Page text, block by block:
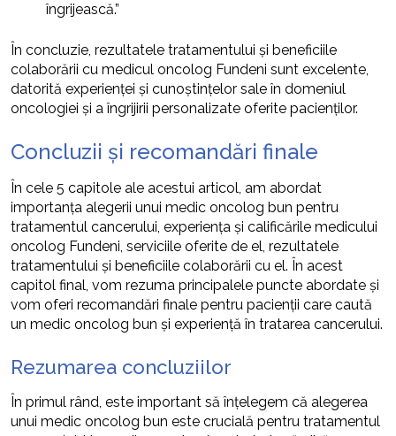
îngrijească.”
În concluzie, rezultatele tratamentului și beneficiile
colaborării cu medicul oncolog Fundeni sunt excelente,
datorită experienței și cunoștințelor sale în domeniul
oncologiei și a îngrijirii personalizate oferite pacienților.
Concluzii și recomandări finale
În cele 5 capitole ale acestui articol, am abordat
importanța alegerii unui medic oncolog bun pentru
tratamentul cancerului, experiența și calificările medicului
oncolog Fundeni, serviciile oferite de el, rezultatele
tratamentului și beneficiile colaborării cu el. În acest
capitol final, vom rezuma principalele puncte abordate și
vom oferi recomandări finale pentru pacienții care caută
un medic oncolog bun și experiență în tratarea cancerului.
Rezumarea concluziilor
În primul rând, este important să înțelegem că alegerea
unui medic oncolog bun este crucială pentru tratamentul